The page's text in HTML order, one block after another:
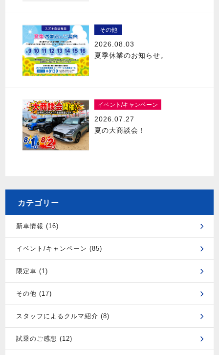
その他
2026.08.03
夏季休業のお知らせ。
イベント/キャンペーン
2026.07.27
夏の大商談会！
カテゴリー
新車情報 (16)
イベント/キャンペーン (85)
限定車 (1)
その他 (17)
スタッフによるクルマ紹介 (8)
試乗のご感想 (12)